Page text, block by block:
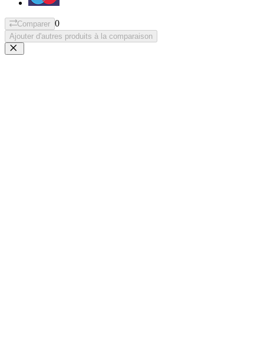
Comparer 0
Ajouter d'autres produits à la comparaison